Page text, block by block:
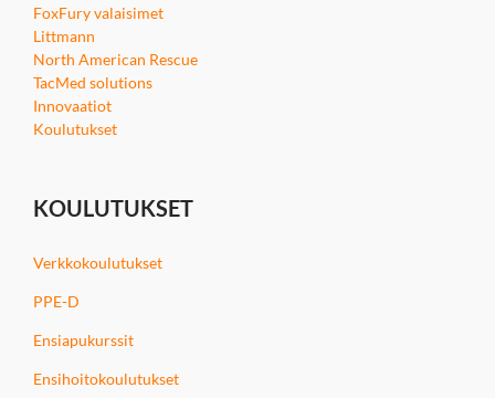
FoxFury valaisimet
Littmann
North American Rescue
TacMed solutions
Innovaatiot
Koulutukset
KOULUTUKSET
Verkkokoulutukset
PPE-D
Ensiapukurssit
Ensihoitokoulutukset